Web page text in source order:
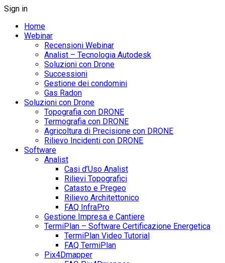
Sign in
Home
Webinar
Recensioni Webinar
Analist – Tecnologia Autodesk
Soluzioni con Drone
Successioni
Gestione dei condomini
Gas Radon
Soluzioni con Drone
Topografia con DRONE
Termografia con DRONE
Agricoltura di Precisione con DRONE
Rilievo Incidenti con DRONE
Software
Analist
Casi d’Uso Analist
Rilievi Topografici
Catasto e Pregeo
Rilievo Architettonico
FAQ InfraPro
Gestione Impresa e Cantiere
TermiPlan – Software Certificazione Energetica
TermiPlan Video Tutorial
FAQ TermiPlan
Pix4Dmapper